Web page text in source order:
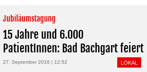
Jubiläumstagung
15 Jahre und 6.000
PatientInnen: Bad Bachgart feiert
27. September 2016 | 12:52 LOKAL